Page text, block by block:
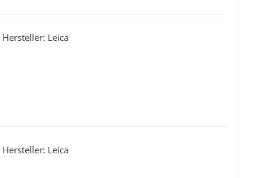
Hersteller: Leica
Hersteller: Leica